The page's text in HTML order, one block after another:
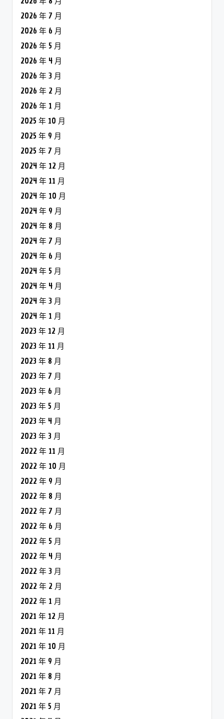
2026 年 7 月
2026 年 6 月
2026 年 5 月
2026 年 4 月
2026 年 3 月
2026 年 2 月
2026 年 1 月
2025 年 10 月
2025 年 9 月
2025 年 7 月
2024 年 12 月
2024 年 11 月
2024 年 10 月
2024 年 9 月
2024 年 8 月
2024 年 7 月
2024 年 6 月
2024 年 5 月
2024 年 4 月
2024 年 3 月
2024 年 1 月
2023 年 12 月
2023 年 11 月
2023 年 8 月
2023 年 7 月
2023 年 6 月
2023 年 5 月
2023 年 4 月
2023 年 3 月
2022 年 11 月
2022 年 10 月
2022 年 9 月
2022 年 8 月
2022 年 7 月
2022 年 6 月
2022 年 5 月
2022 年 4 月
2022 年 3 月
2022 年 2 月
2022 年 1 月
2021 年 12 月
2021 年 11 月
2021 年 10 月
2021 年 9 月
2021 年 8 月
2021 年 7 月
2021 年 5 月